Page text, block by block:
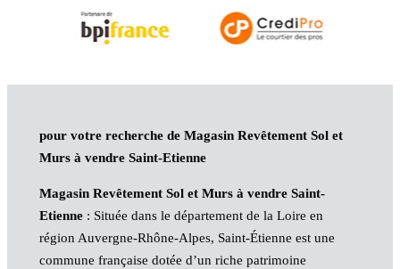
pour votre recherche de Magasin Revêtement Sol et
Murs à vendre Saint-Etienne
Magasin Revêtement Sol et Murs à vendre Saint-
Etienne: Située dans le département de la Loire en
région Auvergne-Rhône-Alpes, Saint-Étienne est une
commune française dotée d’un riche patrimoine